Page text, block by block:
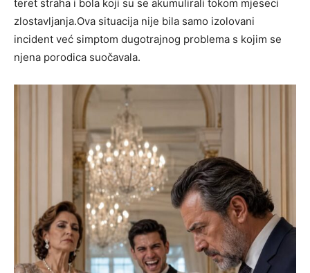
teret straha i bola koji su se akumulirali tokom mjeseci
zlostavljanja.Ova situacija nije bila samo izolovani
incident već simptom dugotrajnog problema s kojim se
njena porodica suočavala.